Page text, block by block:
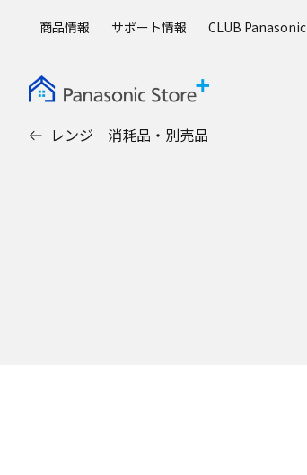
商品情報 サポート情報 CLUB Panasonic
レンジ 消耗品・別売品